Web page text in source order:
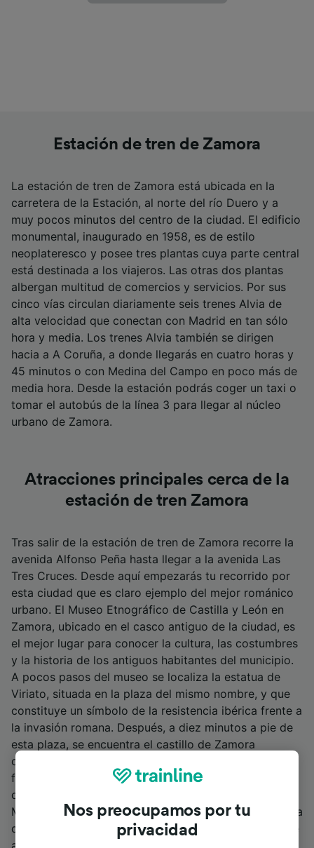
Estación de tren de Zamora
La estación de tren de Zamora está ubicada en la
carretera de la Estación, al norte del río Duero y a
muy pocos minutos del centro de la ciudad. El edificio
monumental, inaugurado en 1958, es de estilo
neoplateresco y posee tres plantas cuya parte central
está destinada a los viajeros. Las otras dos plantas
albergan multitud de comercios y servicios. Por sus
cinco vías circulan diariamente seis trenes Alvia de
alta velocidad que conectan con Madrid en tan sólo
hora y media. Los trenes Alvia también se dirigen
hacia a A Coruña, a donde llegarás en cuatro horas y
45 minutos o con Medina del Campo en poco más de
media hora. Desde la estación podrás coger un taxi o
tomar el autobús de la línea 3 para llegar al núcleo
urbano de Zamora.
Atracciones principales cerca de la
estación de tren Zamora
Tras salir de la estación de tren de Zamora recorre la
avenida Alfonso Peña hasta llegar a la avenida Las
Tres Cruces. Desde aquí empezarás tu recorrido por
esta ciudad que es claro ejemplo del mejor románico
urbano. El Museo Etnográfico de Castilla y León en
Zamora, ubicado en el casco antiguo de la ciudad, es
el mejor lugar para conocer la cultura, las costumbres
y la historia de los antiguos habitantes del municipio.
A pocos pasos del museo se localiza la estatua de
Viriato, situada en la plaza del mismo nombre, y que
constituye un símbolo de la resistencia ibérica frente a
la invasión romana. Después, a diez minutos a pie de
esta plaza, se encuentra el castillo de Zamora
construido durante la época medieval. Esta
fortificación posee un mirador desde donde podrás
contemplar una magnífica panorámica de la ciudad.
Muy cerca del castillo se alza la Puerta del Obispo y la
que se considera la casa de El Cid Campeador. Desde
ahí tendrás una magnífica vista del río Duero.
Nos preocupamos por tu
privacidad